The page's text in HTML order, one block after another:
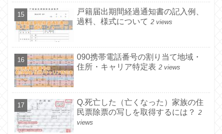
戸籍届出期間経過通知書の記入例、
過料、様式について 2 views
090携帯電話番号の割り当て地域・
住所・キャリア特定表 2 views
Q.死亡した（亡くなった）家族の住
民票除票の写しを取得するには？
2
views